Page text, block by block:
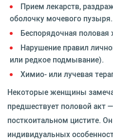
Прием лекарств,
оболочку мочевого пузыря.
Беспорядочная половая
Нарушение правил
или редкое подмывание).
Химио- или лучевая
Некоторые женщины
предшествует половой акт
посткоитальном цистите.
индивидуальных